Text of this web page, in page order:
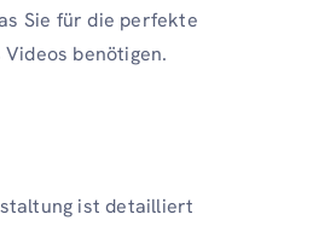
Sie für die perfekte
benötigen.
ist detailliert